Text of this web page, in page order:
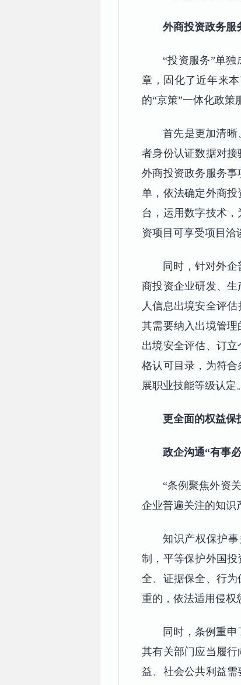
外商投资政务服
“投资服务”单
章，固化了近年来
的“京策”一体化政策
首先是更加清晰
者身份认证数据对
外商投资政务服务
单，依法确定外商
台，运用数字技术
资项目可享受项目洽
同时，针对外
商投资企业研发、
人信息出境安全评
其需要纳入出境管
出境安全评估、订
格认可目录，为符
展职业技能等级认定。
更全面的权益保
政企沟通“有事
“条例聚焦外资
企业普遍关注的知识
知识产权保护
制，平等保护外国
全、证据保全、行
重的，依法适用侵权
同时，条例重
其有关部门应当履
益、社会公共利益